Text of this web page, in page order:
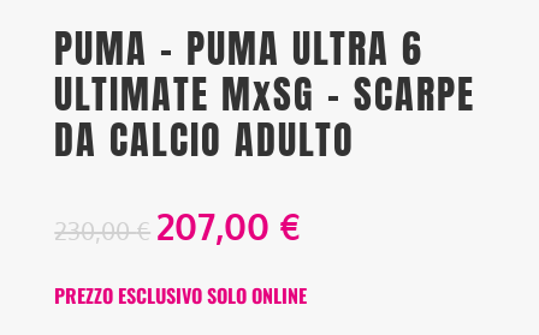
PUMA – PUMA ULTRA 6
ULTIMATE MxSG – SCARPE
DA CALCIO ADULTO
230,00€ 207,00 €
PREZZO ESCLUSIVO SOLO ONLINE